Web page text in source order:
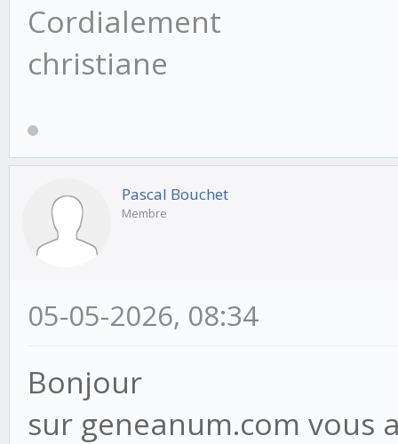
Cordialement
christiane
Pascal Bouchet
Membre
05-05-2026, 08:34
Bonjour
sur geneanum.com vous